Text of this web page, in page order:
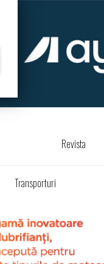
Revista
Transporturi